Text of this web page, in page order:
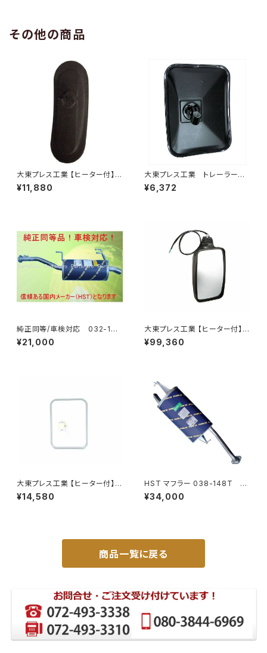
その他の商品
大東プレス工業 【ヒーター付】サ
イドミラー/バックミラー H40
0 ヒーター DI-8Z
¥11,880
大東プレス工業 トレーラーミ
ラー 黒 UD L013 NS
角型 左 DI-58B
¥6,372
純正同等/車検対応 032-132
タウンエース ライトエース トラ
ック
¥21,000
大東プレス工業 【ヒーター付】ハ
イウェイミラー リモコン+ヒータ
ー付 DI-6021CXE
¥99,360
大東プレス工業 【ヒーター付】
サイドミラー/バックミラー トレ
¥14,580
HST マフラー 038-148T プ
レミオ ZRT261 トヨタ 本体オ
ールステンレス 車検対応 純正
¥34,000
商品一覧に戻る